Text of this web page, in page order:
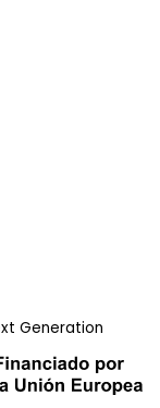
Generation